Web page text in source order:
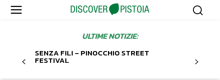
ULTIME NOTIZIE:
SENZA FILI – PINOCCHIO STREET
FESTIVAL